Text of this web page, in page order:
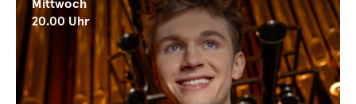
Mittwoch
20.00 Uhr